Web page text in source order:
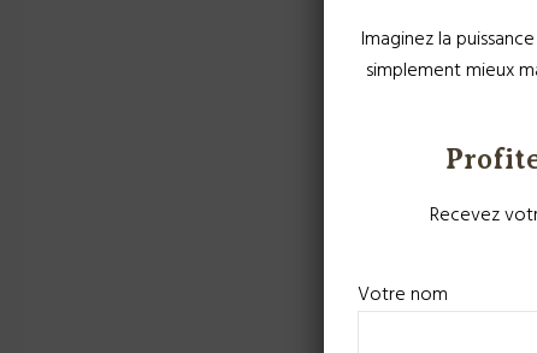
Imaginez la
simplement mieux
Recevez
Votre nom